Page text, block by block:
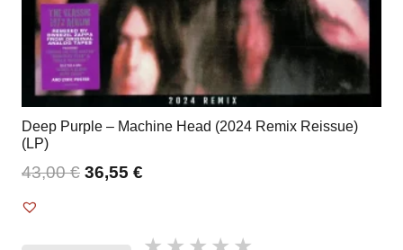
Deep Purple – Machine Head (2024 Remix Reissue)
(LP)
43,00€ 36,55 €